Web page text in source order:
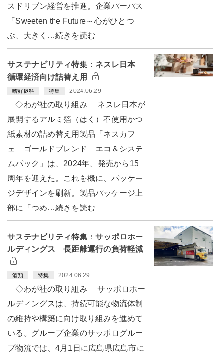
スドリブン経営を推進。企業パーパス
「Sweeten the Future～心がひとつ
ぶ、大きく…続きを読む
サステナビリティ特集：ネスレ日本
循環経済向け詰替え用
嗜好飲料 特集 2024.06.29
◇わが社の取り組み ネスレ日本が
展開するアルミ箔（はく）不使用かつ
紙素材の詰め替え用製品「ネスカフ
ェ ゴールドブレンド エコ＆システ
ムパック」は、2024年、発売から15
周年を迎えた。これを機に、パッケー
ジデザインを刷新。製品パッケージ上
部に「つめ…続きを読む
サステナビリティ特集：サッポロホー
ルディングス 長距離運行の負荷軽減
酒類 特集 2024.06.29
◇わが社の取り組み サッポロホー
ルディングスは、持続可能な物流体制
の維持や構築に向け取り組みを進めて
いる。グループ企業のサッポログルー
プ物流では、4月1日に広島県広島市に